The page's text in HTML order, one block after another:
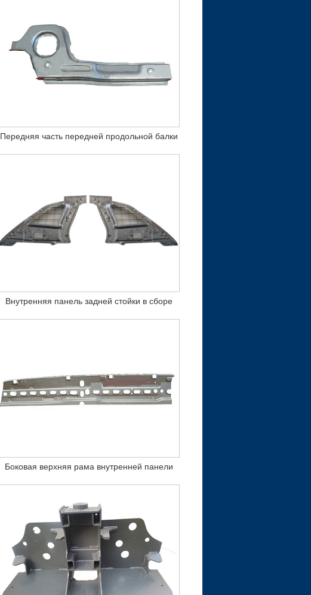
Передняя часть передней продольной балки
Внутренняя панель задней стойки в сборе
Боковая верхняя рама внутренней панели